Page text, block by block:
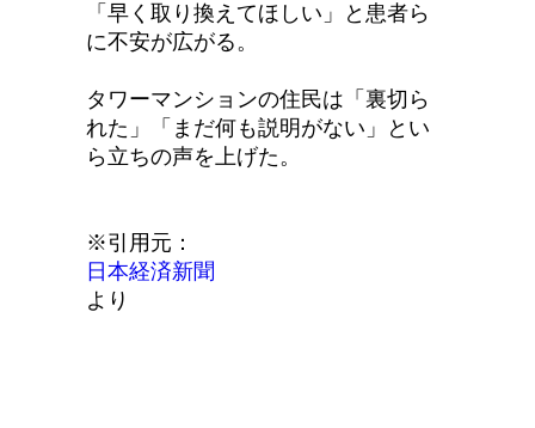
「早く取り換えてほしい」と患者ら
に不安が広がる。
タワーマンションの住民は「裏切ら
れた」「まだ何も説明がない」とい
ら立ちの声を上げた。
※引用元：
日本経済新聞
より